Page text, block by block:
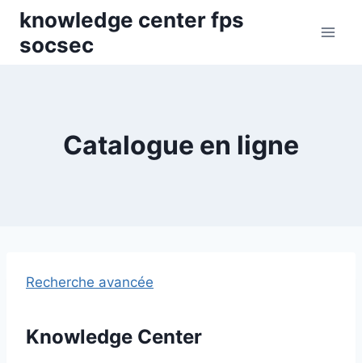
Skip
content
knowledge center fps
socsec
Catalogue en ligne
Recherche avancée
Knowledge Center